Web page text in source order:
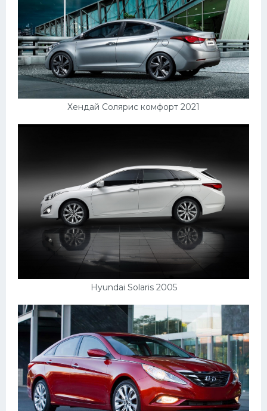
Хендай Солярис комфорт 2021
Hyundai Solaris 2005